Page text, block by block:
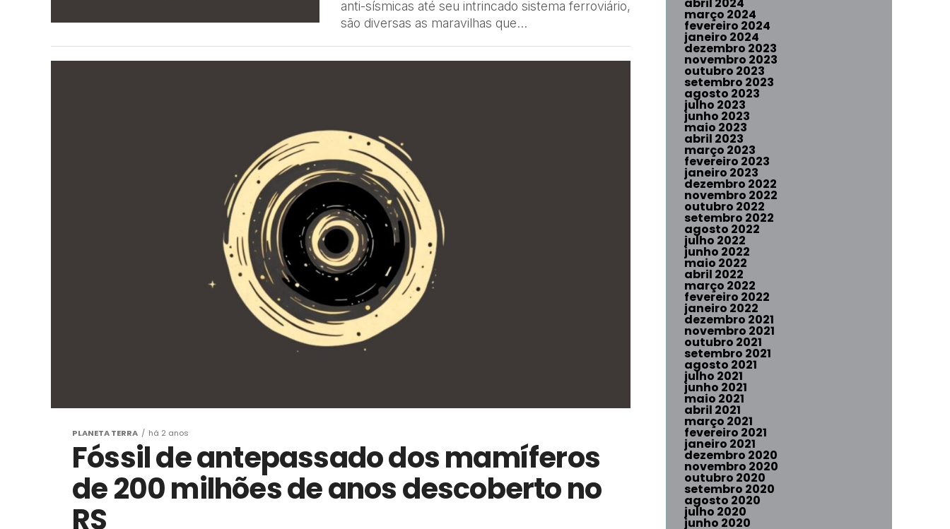
anti-sísmicas até seu intrincado sistema ferroviário,
são diversas as maravilhas que...
PLANETA TERRA há 2 anos
Fóssil de antepassado dos mamíferos
de 200 milhões de anos descoberto no
RS
março 2024
fevereiro 2024
janeiro 2024
dezembro 2023
novembro 2023
outubro 2023
setembro 2023
agosto 2023
julho 2023
junho 2023
maio 2023
abril 2023
março 2023
fevereiro 2023
janeiro 2023
dezembro 2022
novembro 2022
outubro 2022
setembro 2022
agosto 2022
julho 2022
junho 2022
maio 2022
abril 2022
março 2022
fevereiro 2022
janeiro 2022
dezembro 2021
novembro 2021
outubro 2021
setembro 2021
agosto 2021
julho 2021
junho 2021
maio 2021
abril 2021
março 2021
fevereiro 2021
janeiro 2021
dezembro 2020
novembro 2020
outubro 2020
setembro 2020
agosto 2020
julho 2020
junho 2020